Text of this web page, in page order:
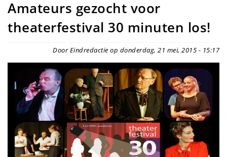
Amateurs gezocht voor
theaterfestival 30 minuten los!
Door Eindredactie op donderdag, 21 mei, 2015 - 15:17